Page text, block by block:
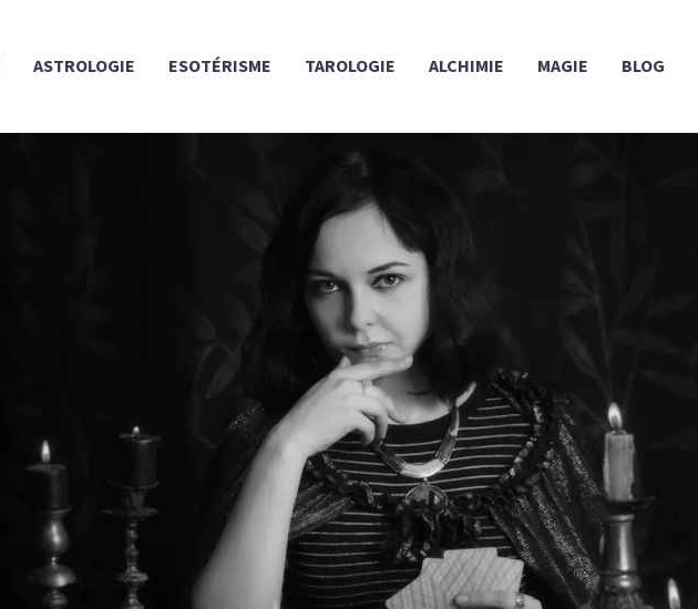
ASTROLOGIE ESOTÉRISME TAROLOGIE ALCHIMIE MAGIE BLOG